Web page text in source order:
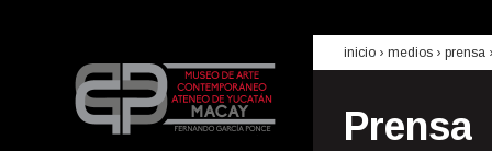
inicio › medios › prensa
Prensa